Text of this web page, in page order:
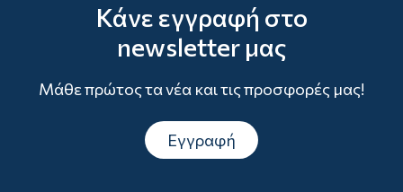
Κάνε εγγραφή στο
newsletter μας
Μάθε πρώτος τα νέα και τις προσφορές μας!
Εγγραφή